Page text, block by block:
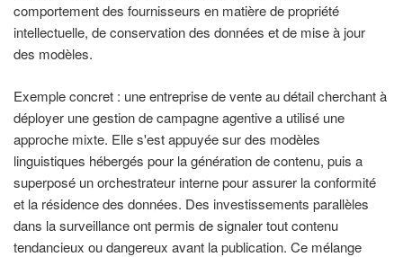
comportement des fournisseurs en matière de propriété
intellectuelle, de conservation des données et de mise à jour
des modèles.
Exemple concret : une entreprise de vente au détail cherchant à
déployer une gestion de campagne agentive a utilisé une
approche mixte. Elle s'est appuyée sur des modèles
linguistiques hébergés pour la génération de contenu, puis a
superposé un orchestrateur interne pour assurer la conformité
et la résidence des données. Des investissements parallèles
dans la surveillance ont permis de signaler tout contenu
tendancieux ou dangereux avant la publication. Ce mélange